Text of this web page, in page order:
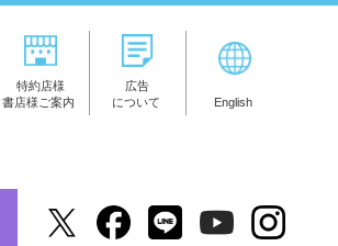
特約店様
書店様ご案内
広告
について
English